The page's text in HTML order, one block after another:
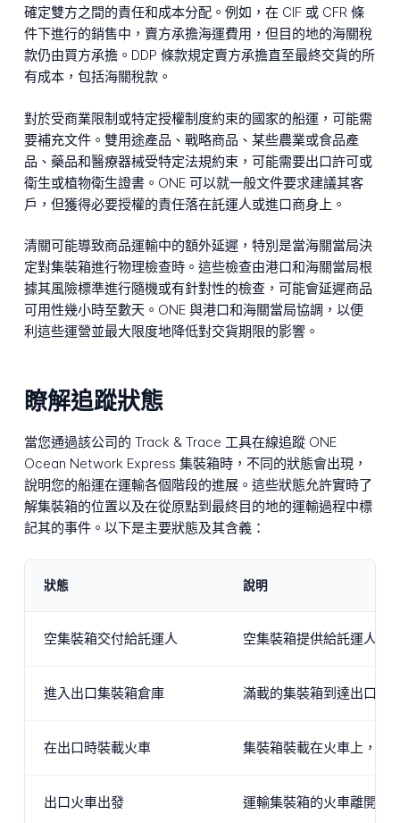
確定雙方之間的責任和成本分配。例如，在 CIF 或 CFR 條
件下進行的銷售中，賣方承擔海運費用，但目的地的海關稅
款仍由買方承擔。DDP 條款規定賣方承擔直至最終交貨的所
有成本，包括海關稅款。
對於受商業限制或特定授權制度約束的國家的船運，可能需
要補充文件。雙用途產品、戰略商品、某些農業或食品產
品、藥品和醫療器械受特定法規約束，可能需要出口許可或
衛生或植物衛生證書。ONE 可以就一般文件要求建議其客
戶，但獲得必要授權的責任落在託運人或進口商身上。
清關可能導致商品運輸中的額外延遲，特別是當海關當局決
定對集裝箱進行物理檢查時。這些檢查由港口和海關當局根
據其風險標準進行隨機或有針對性的檢查，可能會延遲商品
可用性幾小時至數天。ONE 與港口和海關當局協調，以便
利這些運營並最大限度地降低對交貨期限的影響。
瞭解追蹤狀態
當您通過該公司的 Track & Trace 工具在線追蹤 ONE
Ocean Network Express 集裝箱時，不同的狀態會出現，
說明您的船運在運輸各個階段的進展。這些狀態允許實時了
解集裝箱的位置以及在從原點到最終目的地的運輸過程中標
記其的事件。以下是主要狀態及其含義：
狀態 說明
空集裝箱交付給託運人 空集裝箱提供給託運人裝
進入出口集裝箱倉庫 滿載的集裝箱到達出口區
在出口時裝載火車 集裝箱裝載在火車上，作
出口火車出發 運輸集裝箱的火車離開起